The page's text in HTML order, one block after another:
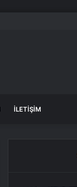
İLETIŞIM